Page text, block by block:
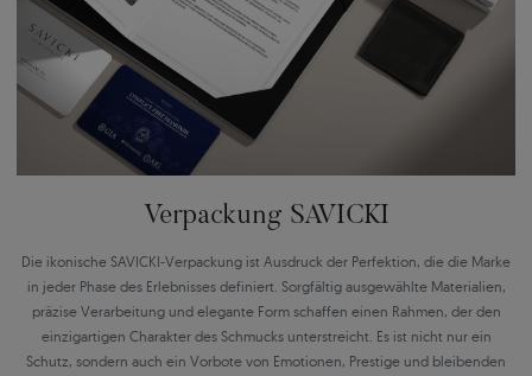
Verpackung SAVICKI
Die ikonische SAVICKI-Verpackung ist Ausdruck der Perfektion, die die Marke
in jeder Phase des Erlebnisses definiert. Sorgfältig ausgewählte Materialien,
präzise Verarbeitung und elegante Form schaffen einen Rahmen, der den
einzigartigen Charakter des Schmucks unterstreicht. Es ist nicht nur ein
Schutz, sondern auch ein Vorbote von Emotionen, Prestige und bleibenden